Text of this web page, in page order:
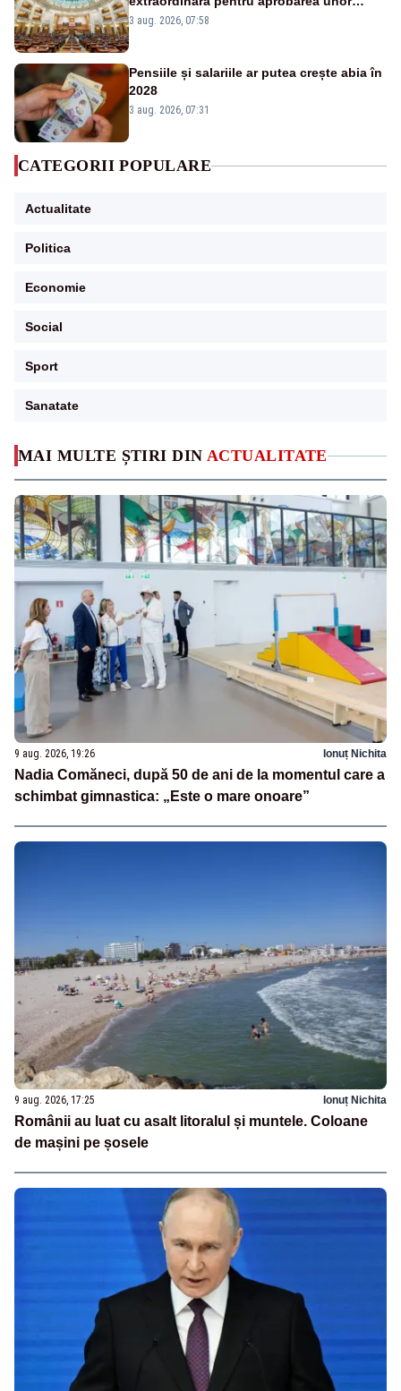
MAI MULTE ȘTIRI DIN ACTUALITATE
9 aug. 2026, 19:26 Ionuț Nichita
Nadia Comăneci, după 50 de ani de la momentul care a
schimbat gimnastica: „Este o mare onoare”
9 aug. 2026, 17:25 Ionuț Nichita
Românii au luat cu asalt litoralul și muntele. Coloane
de mașini pe șosele
jaloane din PNRR
3 aug. 2026, 07:58
Pensiile și salariile ar putea crește abia în
2028
3 aug. 2026, 07:31
CATEGORII POPULARE
Actualitate
Politica
Economie
Social
Sport
Sanatate